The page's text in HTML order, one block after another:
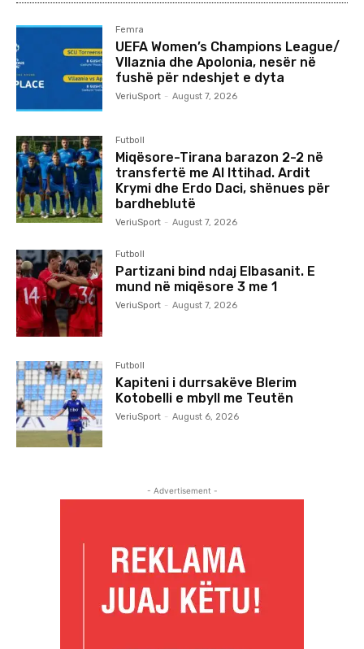
Femra
UEFA Women’s Champions League/
Vllaznia dhe Apolonia, nesër në
fushë për ndeshjet e dyta
VeriuSport - August 7, 2026
Futboll
Miqësore-Tirana barazon 2-2 në
transfertë me Al Ittihad. Ardit
Krymi dhe Erdo Daci, shënues për
bardheblutë
VeriuSport - August 7, 2026
Futboll
Partizani bind ndaj Elbasanit. E
mund në miqësore 3 me 1
VeriuSport - August 7, 2026
Futboll
Kapiteni i durrsakëve Blerim
Kotobelli e mbyll me Teutën
VeriuSport - August 6, 2026
- Advertisement -